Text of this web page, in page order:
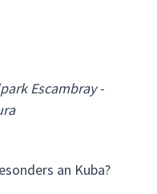
Escambray -
an Kuba?